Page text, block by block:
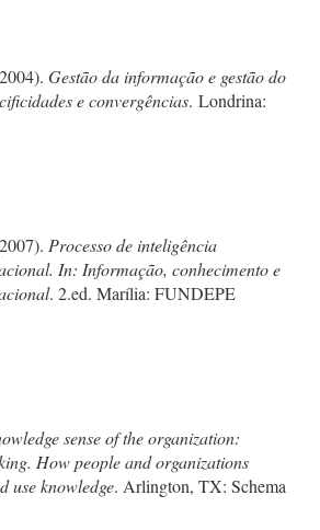
Gestão da informação e gestão do
e convergências. Londrina:
Processo de inteligência
In: Informação, conhecimento e
. 2.ed. Marília: FUNDEPE
sense of the organization:
How people and organizations
use knowledge. Arlington, TX: Schema